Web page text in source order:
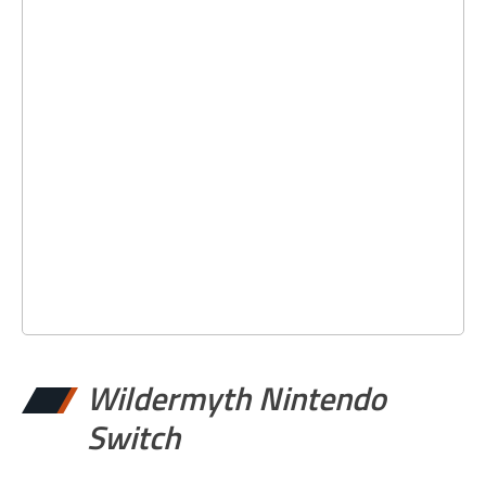
Wildermyth Nintendo
Switch